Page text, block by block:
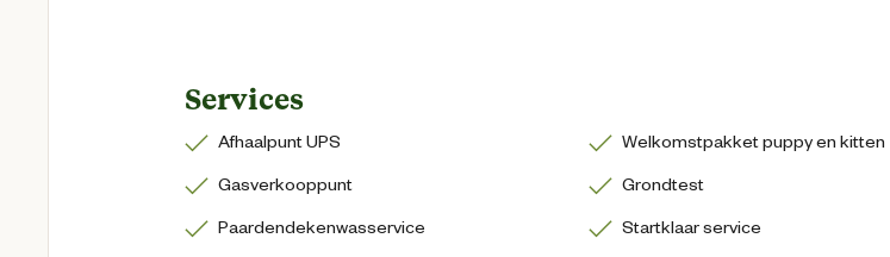
Services
Afhaalpunt UPS
Welkomstpakket puppy en kitten
Gasverkooppunt
Grondtest
Paardendekenwasservice
Startklaar service